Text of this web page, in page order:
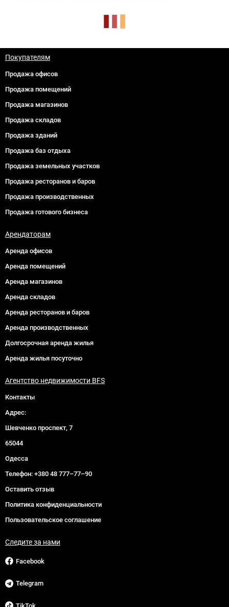
Покупателям
Продажа офисов
Продажа помещений
Продажа магазинов
Продажа складов
Продажа зданий
Продажа баз отдыха
Продажа земельных участков
Продажа ресторанов и баров
Продажа производственных
Продажа готового бизнеса
Арендаторам
Аренда офисов
Аренда помещений
Аренда магазинов
Аренда складов
Аренда ресторанов и баров
Аренда производственных
Долгосрочная аренда жилья
Аренда жилья посуточно
Агентство недвижимости BFS
Контакты
Адрес:
Шевченко проспект, 7
65044
Одесса
Телефон: +380 48 777–77–90
Оставить отзыв
Политика конфиденциальности
Пользовательское соглашение
Следите за нами
Facebook
Telegram